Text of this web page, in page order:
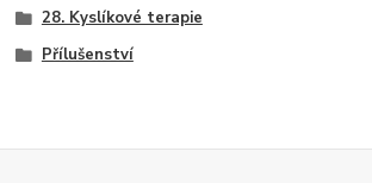
28. Kyslíkové terapie
Přílušenství